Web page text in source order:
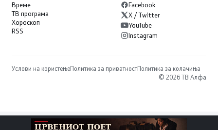
Време
ТВ програма
Хороскоп
RSS
Facebook
X / Twitter
YouTube
Instagram
Услови на користењеПолитика за приватностПолитика за колачиња
© 2026 ТВ Алфа